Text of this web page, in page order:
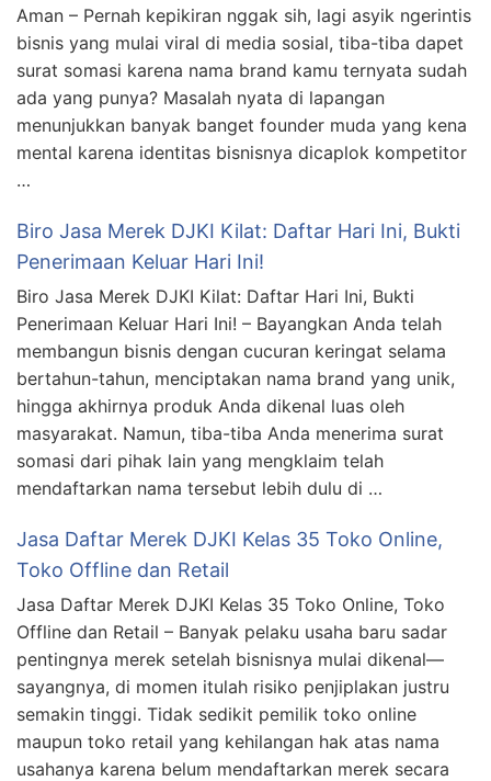
Aman – Pernah kepikiran nggak sih, lagi asyik ngerintis
bisnis yang mulai viral di media sosial, tiba-tiba dapet
surat somasi karena nama brand kamu ternyata sudah
ada yang punya? Masalah nyata di lapangan
menunjukkan banyak banget founder muda yang kena
mental karena identitas bisnisnya dicaplok kompetitor
…
Biro Jasa Merek DJKI Kilat: Daftar Hari Ini, Bukti
Penerimaan Keluar Hari Ini!
Biro Jasa Merek DJKI Kilat: Daftar Hari Ini, Bukti
Penerimaan Keluar Hari Ini! – Bayangkan Anda telah
membangun bisnis dengan cucuran keringat selama
bertahun-tahun, menciptakan nama brand yang unik,
hingga akhirnya produk Anda dikenal luas oleh
masyarakat. Namun, tiba-tiba Anda menerima surat
somasi dari pihak lain yang mengklaim telah
mendaftarkan nama tersebut lebih dulu di …
Jasa Daftar Merek DJKI Kelas 35 Toko Online,
Toko Offline dan Retail
Jasa Daftar Merek DJKI Kelas 35 Toko Online, Toko
Offline dan Retail – Banyak pelaku usaha baru sadar
pentingnya merek setelah bisnisnya mulai dikenal—
sayangnya, di momen itulah risiko penjiplakan justru
semakin tinggi. Tidak sedikit pemilik toko online
maupun toko retail yang kehilangan hak atas nama
usahanya karena belum mendaftarkan merek secara